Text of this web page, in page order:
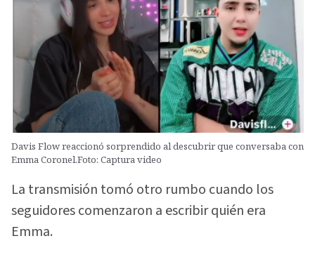
Davis Flow reaccionó sorprendido al descubrir que conversaba con
Emma Coronel.Foto: Captura video
La transmisión tomó otro rumbo cuando los
seguidores comenzaron a escribir quién era
Emma.